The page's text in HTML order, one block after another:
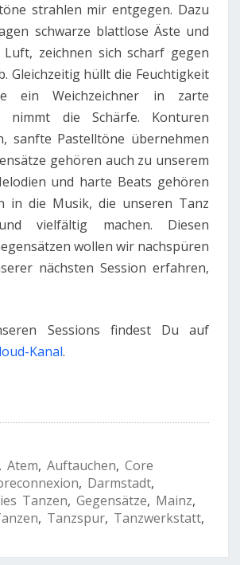
strahlen mir entgegen. Dazu
schwarze blattlose Äste und
zeichnen sich scharf gegen
Gleichzeitig hüllt die Feuchtigkeit
ein Weichzeichner in zarte
nimmt die Schärfe. Konturen
sanfte Pastelltöne übernehmen
gehören auch zu unserem
und harte Beats gehören
in die Musik, die unseren Tanz
vielfältig machen. Diesen
wollen wir nachspüren
nächsten Session erfahren,
Sessions findest Du auf
Kanal.
, Atem, Auftauchen, Core
, Darmstadt,
Tanzen, Gegensätze, Mainz,
, Tanzspur, Tanzwerkstatt,